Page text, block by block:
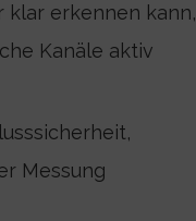
klar erkennen kann,
Kanäle aktiv
Messung